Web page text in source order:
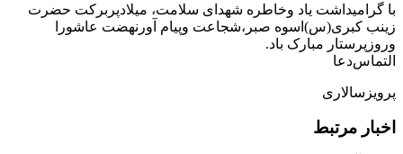
با گرامیداشت یاد وخاطره شهدای سلامت، میلادپربرکت حضرت
زینب کبری(س)اسوه صبر،شجاعت وپیام آورنهضت عاشورا
وروزپرستار مبارک باد.
التماس‌دعا
پرویزسالاری
اخبار مرتبط